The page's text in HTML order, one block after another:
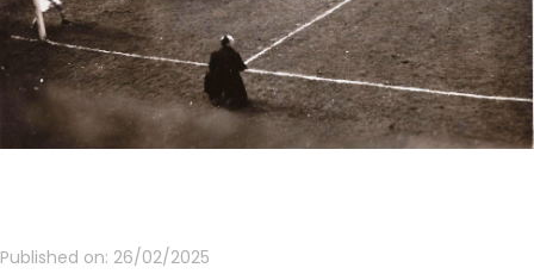
Published on: 26/02/2025